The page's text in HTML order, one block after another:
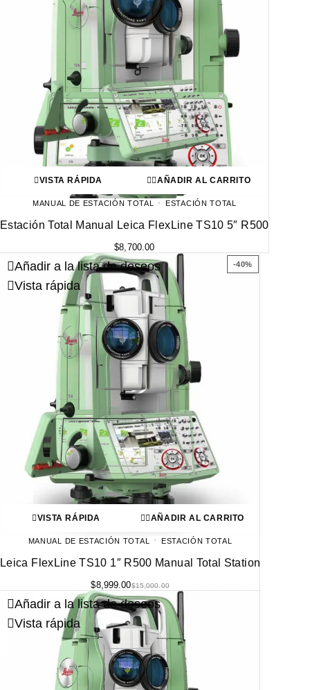
VISTA RÁPIDA AÑADIR AL CARRITO
MANUAL DE ESTACIÓN TOTAL ESTACIÓN TOTAL
Estación Total Manual Leica FlexLine TS10 5″ R500
$8,700.00
-40%
Añadir a la lista de deseos
Vista rápida
VISTA RÁPIDA AÑADIR AL CARRITO
MANUAL DE ESTACIÓN TOTAL ESTACIÓN TOTAL
Leica FlexLine TS10 1″ R500 Manual Total Station
$15,000.00
$8,999.00
Añadir a la lista de deseos
Vista rápida